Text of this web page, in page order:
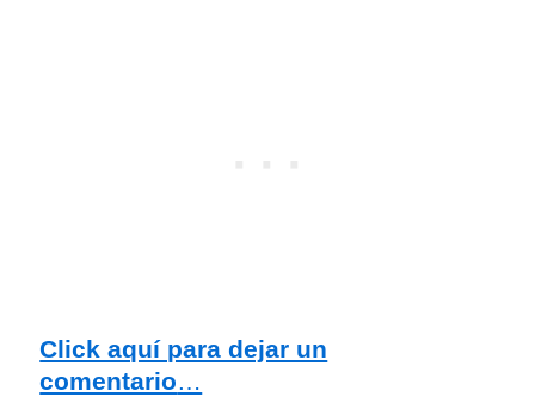
Click aquí para dejar un
comentario…